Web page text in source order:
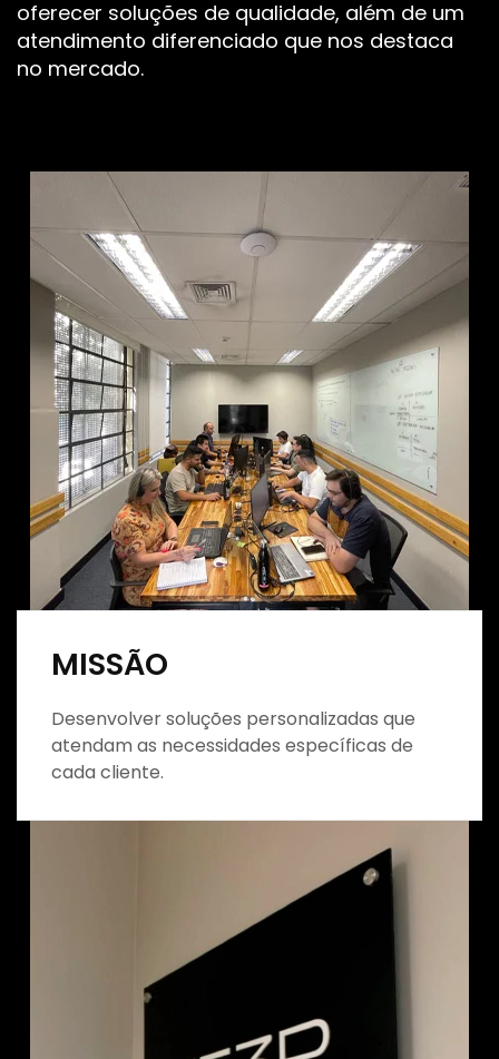
oferecer soluções de qualidade, além de um
atendimento diferenciado que nos destaca
no mercado.
MISSÃO
Desenvolver soluções personalizadas que
atendam as necessidades específicas de
cada cliente.